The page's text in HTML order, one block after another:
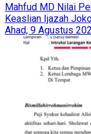
Mahfud MD Nilai
Keaslian Ijazah
Ahad, 9 Agustus